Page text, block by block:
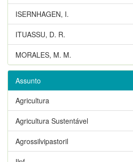
ISERNHAGEN, I.
ITUASSU, D. R.
MORALES, M. M.
Assunto
Agricultura
Agricultura Sustentável
Agrossilvipastoril